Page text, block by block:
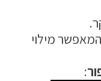
מילוי
: